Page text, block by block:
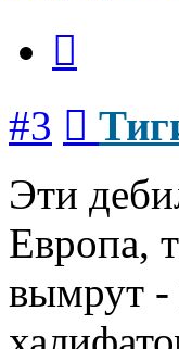
#3
Эти
Европа,
вымрут -